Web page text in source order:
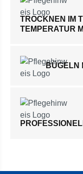
TROCKNEN IM
TEMPERATUR
BÜGELN